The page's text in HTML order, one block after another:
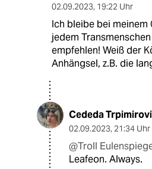
02.09.2023, 19:22 Uhr
Ich bleibe bei meinem
jedem
empfehlen! Weiß der
Anhängsel, z.B. die
Cededa
02.09.2023, 21:34 Uhr
@Troll
Leafeon. Always.